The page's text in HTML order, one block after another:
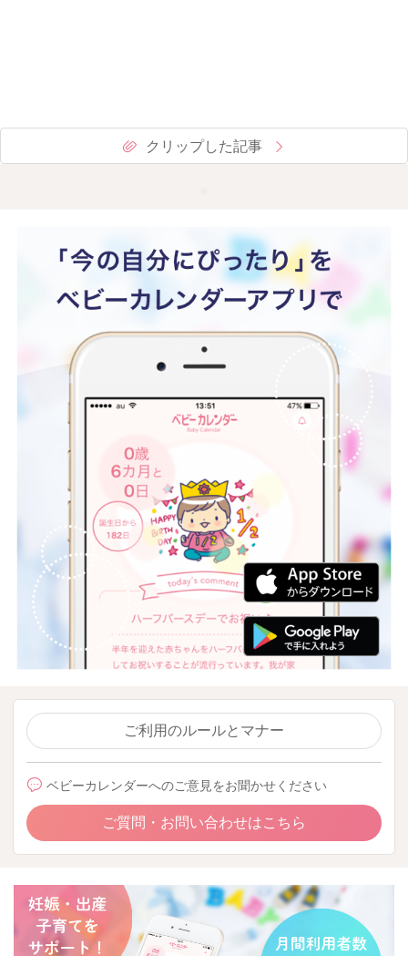
クリップした記事
ご利用のルールとマナー
ベビーカレンダーへのご意見をお聞かせください
ご質問・お問い合わせはこちら